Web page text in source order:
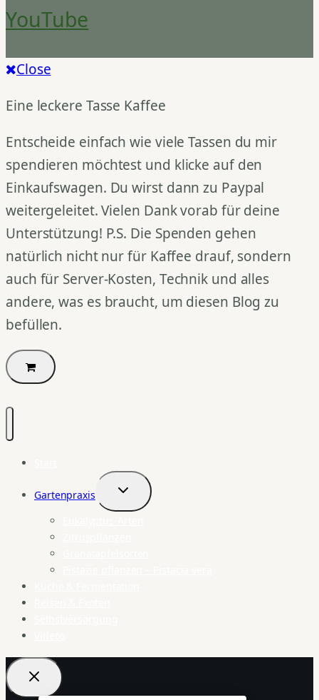
YouTube
Close
Eine leckere Tasse Kaffee
Entscheide einfach wie viele Tassen du mir
spendieren möchtest und klicke auf den
Einkaufswagen. Du wirst dann zu Paypal
weitergeleitet. Vielen Dank vorab für deine
Unterstützung! P.S. Die Spenden gehen
natürlich nicht nur für Kaffee drauf, sondern
auch für Server-Kosten, Technik und alles
andere, was es braucht, um diesen Blog zu
befüllen.
Gartenpraxis
Untermenü
umschalten